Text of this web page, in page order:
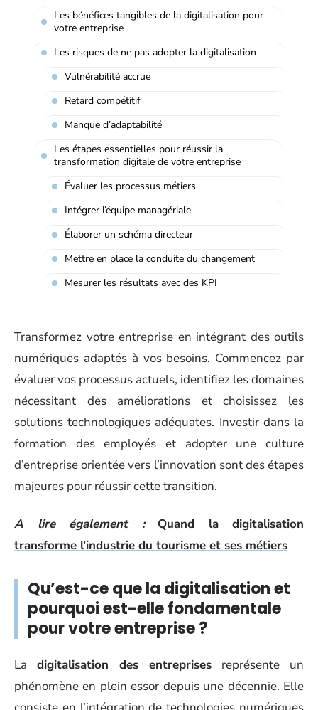
Les bénéfices tangibles de la digitalisation pour
votre entreprise
Les risques de ne pas adopter la digitalisation
Vulnérabilité accrue
Retard compétitif
Manque d’adaptabilité
Les étapes essentielles pour réussir la
transformation digitale de votre entreprise
Évaluer les processus métiers
Intégrer l’équipe managériale
Élaborer un schéma directeur
Mettre en place la conduite du changement
Mesurer les résultats avec des KPI
Transformez votre entreprise en intégrant des outils
numériques adaptés à vos besoins. Commencez par
évaluer vos processus actuels, identifiez les domaines
nécessitant des améliorations et choisissez les
solutions technologiques adéquates. Investir dans la
formation des employés et adopter une culture
d’entreprise orientée vers l’innovation sont des étapes
majeures pour réussir cette transition.
A lire également :
Quand la digitalisation
transforme l'industrie du tourisme et ses métiers
Qu’est-ce que la digitalisation et
pourquoi est-elle fondamentale
pour votre entreprise ?
La digitalisation des entreprises représente un
phénomène en plein essor depuis une décennie. Elle